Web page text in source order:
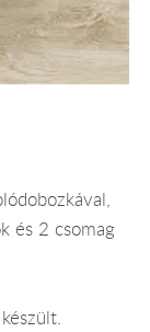
és 2 csomag